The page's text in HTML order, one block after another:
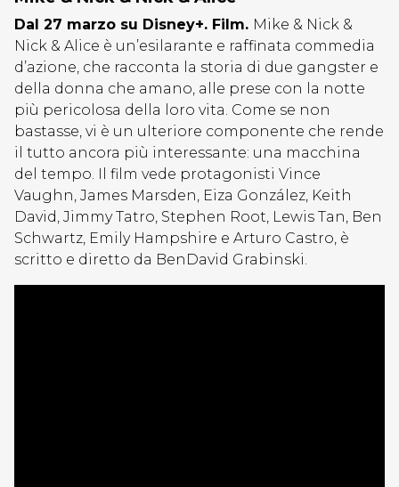
Dal 27 marzo su Disney+. Film. Mike & Nick &
Nick & Alice è un’esilarante e raffinata commedia
d’azione, che racconta la storia di due gangster e
della donna che amano, alle prese con la notte
più pericolosa della loro vita. Come se non
bastasse, vi è un ulteriore componente che rende
il tutto ancora più interessante: una macchina
del tempo. Il film vede protagonisti Vince
Vaughn, James Marsden, Eiza González, Keith
David, Jimmy Tatro, Stephen Root, Lewis Tan, Ben
Schwartz, Emily Hampshire e Arturo Castro, è
scritto e diretto da BenDavid Grabinski.